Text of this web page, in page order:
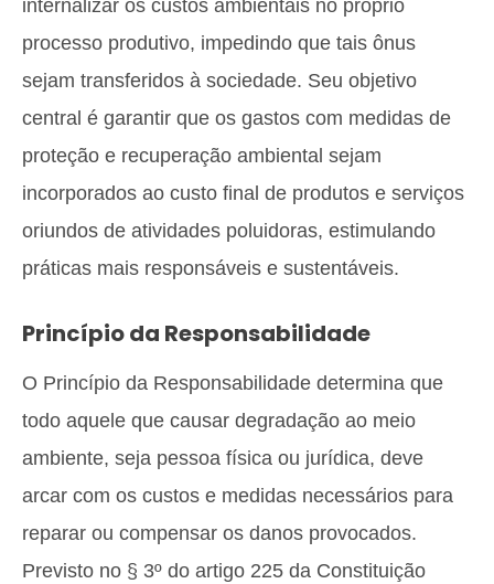
internalizar os custos ambientais no próprio
processo produtivo, impedindo que tais ônus
sejam transferidos à sociedade. Seu objetivo
central é garantir que os gastos com medidas de
proteção e recuperação ambiental sejam
incorporados ao custo final de produtos e serviços
oriundos de atividades poluidoras, estimulando
práticas mais responsáveis e sustentáveis.
Princípio da Responsabilidade
O Princípio da Responsabilidade determina que
todo aquele que causar degradação ao meio
ambiente, seja pessoa física ou jurídica, deve
arcar com os custos e medidas necessários para
reparar ou compensar os danos provocados.
Previsto no § 3º do artigo 225 da Constituição